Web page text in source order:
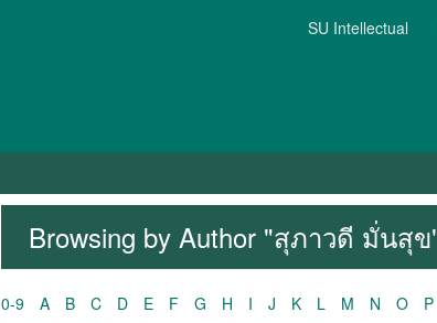
SU Intellectual
Browsing by Author "สุภาวดี มั่นสุ
0-9 A B C D E F G H I J K L M N O P